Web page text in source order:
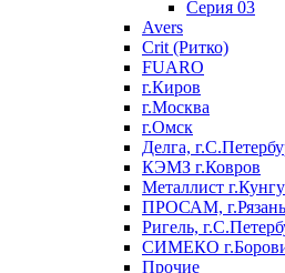
Серия 03
Avers
Crit (Ритко)
FUARO
г.Киров
г.Москва
г.Омск
Делга,
КЭМЗ г.Ковров
Металлист
ПРОСАМ, г.Рязань
Ригель,
СИМЕКО
Прочие